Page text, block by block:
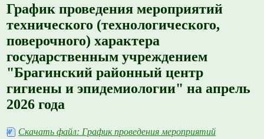
График проведения мероприятий
технического (технологического,
поверочного) характера
государственным учреждением
"Брагинский районный центр
гигиены и эпидемиологии" на апрель
2026 года
Скачать файл: График проведения мероприятий